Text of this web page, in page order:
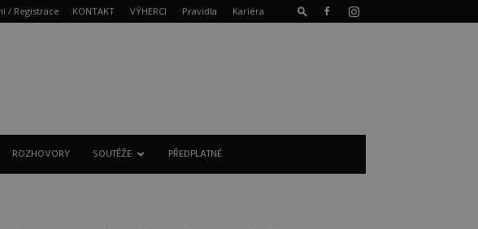
/ Registrace KONTAKT VÝHERCI Pravidla Kariéra
ROZHOVORY SOUTĚŽE PŘEDPLATNÉ